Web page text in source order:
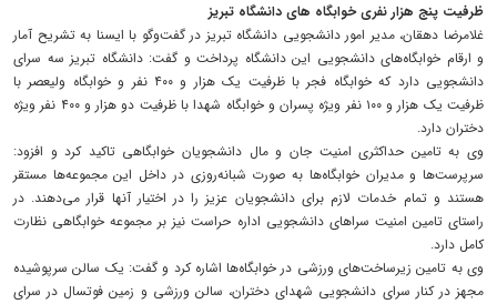
ظرفیت پنج هزار نفری خوابگاه های دانشگاه تبریز
غلامرضا دهقان، مدیر امور دانشجویی دانشگاه تبریز در گفت‌وگو با ایسنا به تشریح آمار
و ارقام خوابگاه‌های دانشجویی این دانشگاه پرداخت و گفت: دانشگاه تبریز سه سرای
دانشجویی دارد که خوابگاه فجر با ظرفیت یک هزار و ۴۰۰ نفر و خوابگاه ولیعصر با
ظرفیت یک هزار و ۱۰۰ نفر ویژه پسران و خوابگاه شهدا با ظرفیت دو هزار و ۴۰۰ نفر ویژه
دختران دارد.
وی به تامین حداکثری امنیت جان و مال دانشجویان خوابگاهی تاکید کرد و افزود:
سرپرست‌ها و مدیران خوابگاه‌ها به صورت شبانه‌روزی در داخل این مجموعه‌ها مستقر
هستند و تمام خدمات لازم برای دانشجویان عزیز را در اختیار آنها قرار می‌دهند. در
راستای تامین امنیت سراهای دانشجویی اداره حراست نیز بر مجموعه خوابگاهی نظارت
کامل دارد.
وی به تامین زیرساخت‌های ورزشی در خوابگاه‌ها اشاره کرد و گفت: یک سالن سرپوشیده
مجهز در کنار سرای دانشجویی شهدای دختران، سالن ورزشی و زمین فوتسال در سرای